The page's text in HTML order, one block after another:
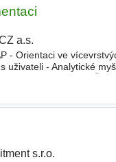
a.s.
- Orientaci ve
- Analytické
s.r.o.